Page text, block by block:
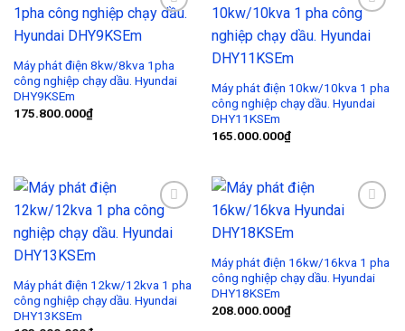
Add to
Máy phát điện 8kw/8kva 1pha
công nghiệp chạy dầu. Hyundai
DHY9KSEm
175.800.000₫
Add to
Wishlist
Máy phát điện 10kw/10kva 1 pha
công nghiệp chạy dầu. Hyundai
DHY11KSEm
165.000.000₫
Add to
Wishlist
Máy phát điện 12kw/12kva 1 pha
công nghiệp chạy dầu. Hyundai
DHY13KSEm
Máy phát điện 16kw/16kva 1 pha
công nghiệp chạy dầu. Hyundai
DHY18KSEm
208.000.000₫